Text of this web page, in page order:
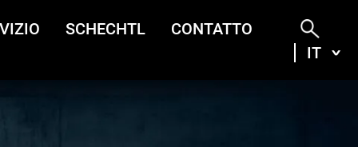
SCHECHTL
CONTATTO
IT